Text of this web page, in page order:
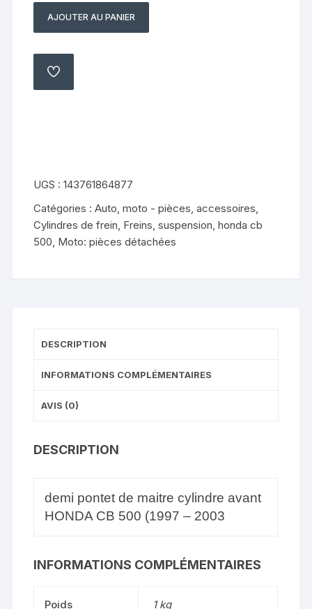
quantité
demi
pontet
de
500
(1997
-
2003
AJOUTER AU PANIER
AJOUTER
UGS :143761864877
Catégories :Auto, moto - pièces, accessoires
Cylindres de frein Freins, suspension ,honda cb
500 Moto: pièces détachées
DESCRIPTION
INFORMATIONS COMPLÉMENTAIRES
AVIS (0)
DESCRIPTION
demi pontet de maitre cylindre avant
HONDA CB 500 (1997 – 2003
INFORMATIONS COMPLÉMENTAIRES
Poids 1 kg